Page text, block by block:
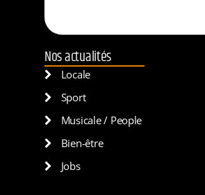
Nos actualités
Locale
Sport
Musicale / People
Bien-être
Jobs